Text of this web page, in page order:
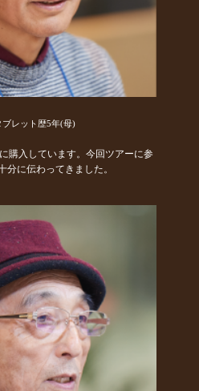
ブレット歴5年(母)
購入しています。今回ツアーに参
分に伝わってきました。